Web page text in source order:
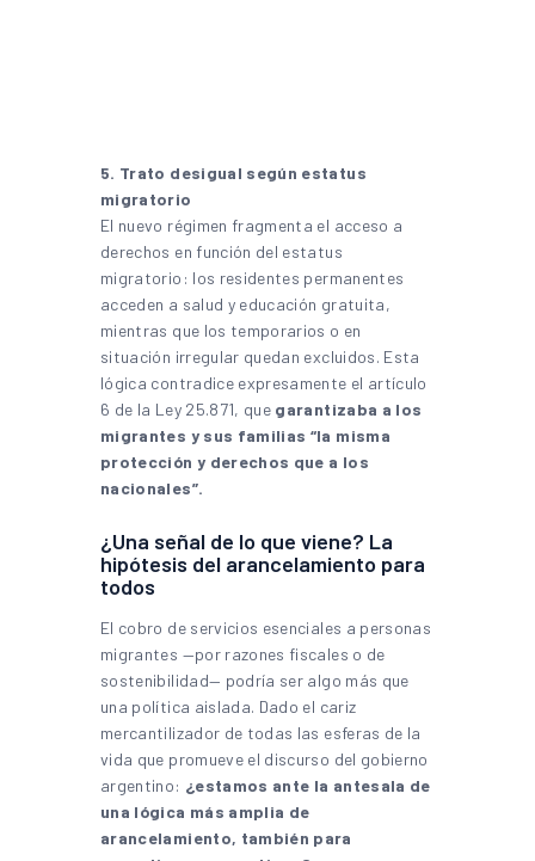
5. Trato desigual según estatus
migratorio
El nuevo régimen fragmenta el acceso a
derechos en función del estatus
migratorio: los residentes permanentes
acceden a salud y educación gratuita,
mientras que los temporarios o en
situación irregular quedan excluidos. Esta
lógica contradice expresamente el artículo
6 de la Ley 25.871, que garantizaba a los
migrantes y sus familias “la misma
protección y derechos que a los
nacionales”.
¿Una señal de lo que viene? La
hipótesis del arancelamiento para
todos
El cobro de servicios esenciales a personas
migrantes —por razones fiscales o de
sostenibilidad— podría ser algo más que
una política aislada. Dado el cariz
mercantilizador de todas las esferas de la
vida que promueve el discurso del gobierno
argentino: ¿estamos ante la antesala de
una lógica más amplia de
arancelamiento, también para